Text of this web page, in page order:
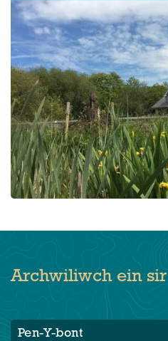
Archwiliwch ein sir
Pen-Y-bont